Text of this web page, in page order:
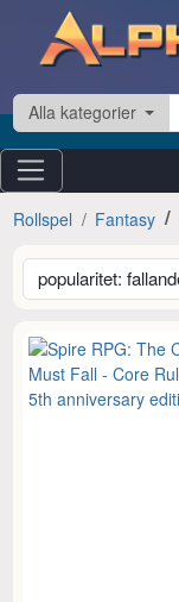
Hoppa till innehåll
Alla kategorier
Rollspel Fantasy